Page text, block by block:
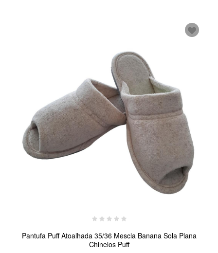
Pantufa Puff Atoalhada 35/36 Mescla Banana Sola Plana
Chinelos Puff